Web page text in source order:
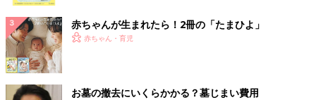
赤ちゃんが生まれたら！2冊の「たまひよ」
赤ちゃん・育児
お墓の撤去にいくらかかる？墓じまい費用